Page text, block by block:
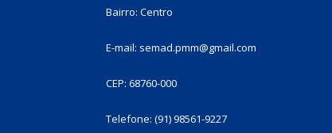
Bairro: Centro
E-mail: semad.pmm@gmail.com
CEP: 68760-000
Telefone: (91) 98561-9227